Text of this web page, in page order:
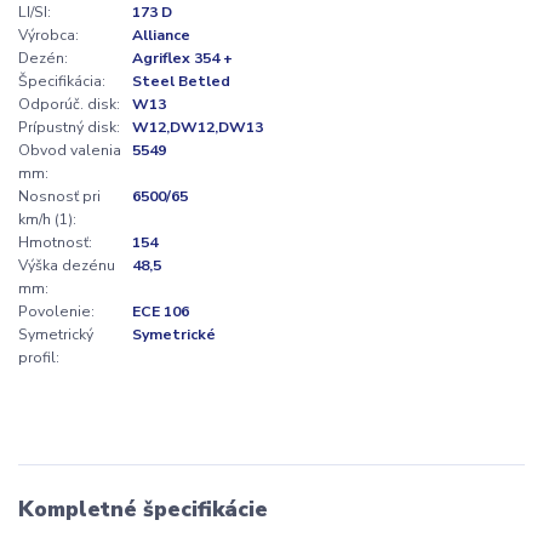
LI/SI:
173 D
Výrobca:
Alliance
Dezén:
Agriflex 354 +
Špecifikácia:
Steel Betled
Odporúč. disk:
W13
Prípustný disk:
W12,DW12,DW13
Obvod valenia
mm:
5549
Nosnosť pri
km/h (1):
6500/65
Hmotnosť:
154
Výška dezénu
mm:
48,5
Povolenie:
ECE 106
Symetrický
profil:
Symetrické
Kompletné špecifikácie